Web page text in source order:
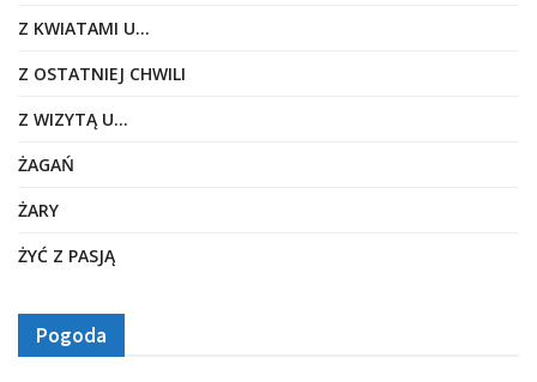
Z KWIATAMI U…
Z OSTATNIEJ CHWILI
Z WIZYTĄ U…
ŻAGAŃ
ŻARY
ŻYĆ Z PASJĄ
Pogoda